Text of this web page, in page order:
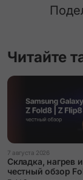
Читайте
7 августа 2026
Складка, нагрев
честный обзор